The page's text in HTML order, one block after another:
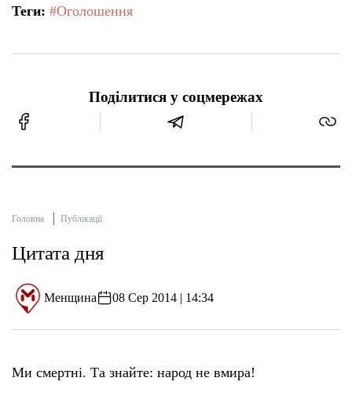
Теги: #Оголошення
Поділитися у соцмережах
Головна Публікації
Цитата дня
Менщина 08 Сер 2014 | 14:34
Ми смертні. Та знайте: народ не вмира!